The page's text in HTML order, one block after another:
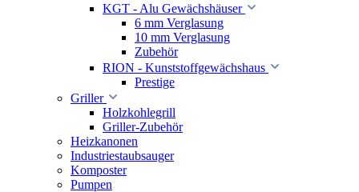
KGT - Alu Gewächshäuser
6 mm Verglasung
10 mm Verglasung
Zubehör
RION - Kunststoffgewächshaus
Prestige
Griller
Holzkohlegrill
Griller-Zubehör
Heizkanonen
Industriestaubsauger
Komposter
Pumpen